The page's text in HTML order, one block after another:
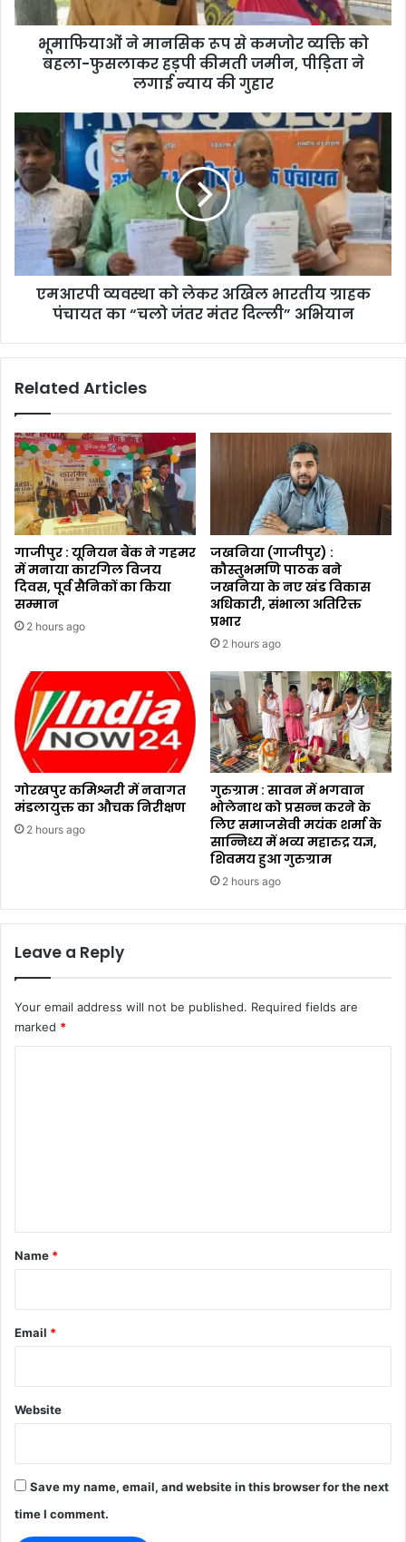
भूमाफियाओं ने मानसिक रूप से कमजोर व्यक्ति को
बहला-फुसलाकर हड़पी कीमती जमीन, पीड़िता ने
लगाई न्याय की गुहार
एमआरपी व्यवस्था को लेकर अखिल भारतीय ग्राहक
पंचायत का “चलो जंतर मंतर दिल्ली” अभियान
Related Articles
गाजीपुर : यूनियन बैंक ने गहमर
में मनाया कारगिल विजय
दिवस, पूर्व सैनिकों का किया
सम्मान
2 hours ago
जखनिया (गाजीपुर) :
कौस्तुभमणि पाठक बने
जखनिया के नए खंड विकास
अधिकारी, संभाला अतिरिक्त
प्रभार
2 hours ago
गोरखपुर कमिश्नरी में नवागत
मंडलायुक्त का औचक निरीक्षण
2 hours ago
गुरुग्राम : सावन में भगवान
भोलेनाथ को प्रसन्न करने के
लिए समाजसेवी मयंक शर्मा के
सान्निध्य में भव्य महारुद्र यज्ञ,
शिवमय हुआ गुरुग्राम
2 hours ago
Leave a Reply
Your email address will not be published. Required fields are
marked *
*
Name *
Email *
Website
Save my name, email, and website in this browser for the next
time I comment.